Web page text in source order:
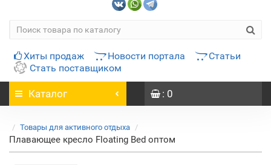
Хиты продаж Новости портала
Статьи
Стать поставщиком
Каталог : 0
Товары для активного отдыха
Плавающее кресло Floating Bed оптом